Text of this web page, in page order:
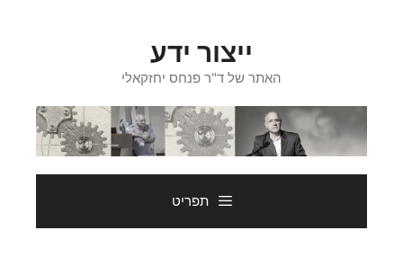
ייצור ידע
האתר של ד"ר פנחס יחזקאלי
תפריט